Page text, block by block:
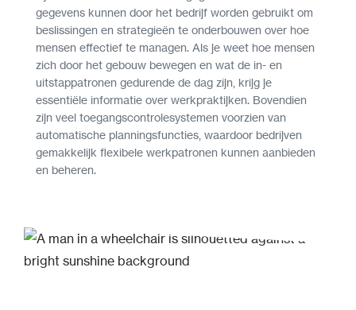
gegevens kunnen door het bedrijf worden gebruikt om
beslissingen en strategieën te onderbouwen over hoe
mensen effectief te managen. Als je weet hoe mensen
zich door het gebouw bewegen en wat de in- en
uitstappatronen gedurende de dag zijn, krijg je
essentiële informatie over werkpraktijken. Bovendien
zijn veel toegangscontrolesystemen voorzien van
automatische planningsfuncties, waardoor bedrijven
gemakkelijk flexibele werkpatronen kunnen aanbieden
en beheren.